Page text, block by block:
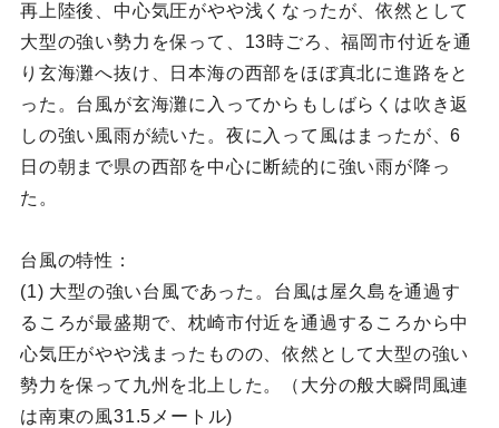
再上陸後、中心気圧がやや浅くなったが、依然として
大型の強い勢力を保って、13時ごろ、福岡市付近を通
り玄海灘へ抜け、日本海の西部をほぼ真北に進路をと
った。台風が玄海灘に入ってからもしばらくは吹き返
しの強い風雨が続いた。夜に入って風はまったが、6
日の朝まで県の西部を中心に断続的に強い雨が降っ
た。
台風の特性：
(1) 大型の強い台風であった。台風は屋久島を通過す
るころが最盛期で、枕崎市付近を通過するころから中
心気圧がやや浅まったものの、依然として大型の強い
勢力を保って九州を北上した。（大分の般大瞬問風連
は南東の風31.5メートル)